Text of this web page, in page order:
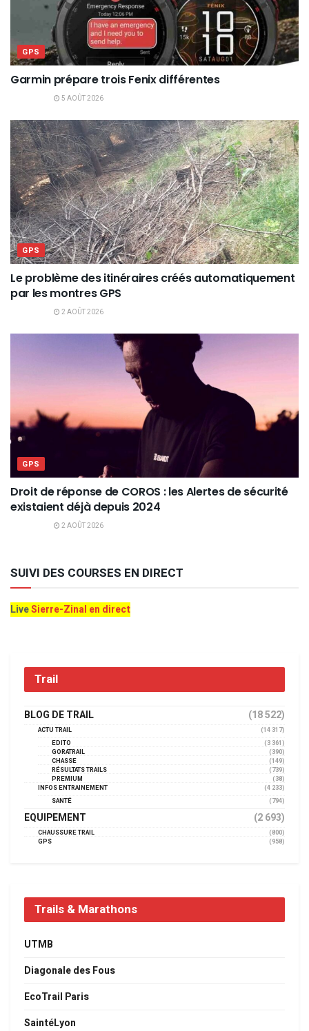
GPS
Garmin prépare trois Fenix différentes
5 AOÛT 2026
GPS
Le problème des itinéraires créés automatiquement
par les montres GPS
2 AOÛT 2026
GPS
Droit de réponse de COROS : les Alertes de sécurité
existaient déjà depuis 2024
2 AOÛT 2026
SUIVI DES COURSES EN DIRECT
LiveSierre-Zinal en direct
Trail
BLOG DE TRAIL (18 522)
ACTU TRAIL
(14 317)
EDITO
(3 361)
GORATRAIL
(390)
CHASSE
(149)
RÉSULTATS TRAILS
(739)
PREMIUM
(38)
INFOS ENTRAINEMENT
(4 233)
SANTÉ
(794)
EQUIPEMENT (2 693)
CHAUSSURE TRAIL
(800)
GPS
(958)
Trails & Marathons
UTMB
Diagonale des Fous
EcoTrail Paris
SaintéLyon